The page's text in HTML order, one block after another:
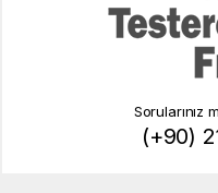
Sorularınız
(+90)